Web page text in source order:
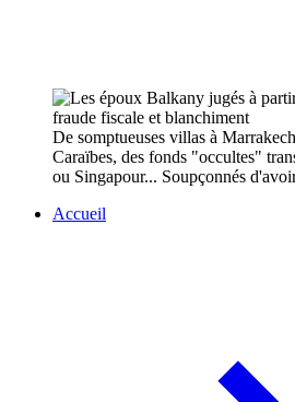
De somptueuses villas à
Caraïbes, des fonds "occultes"
ou Singapour... Soupçonnés
Accueil